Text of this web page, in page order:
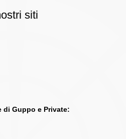
siti
di Guppo e Private: